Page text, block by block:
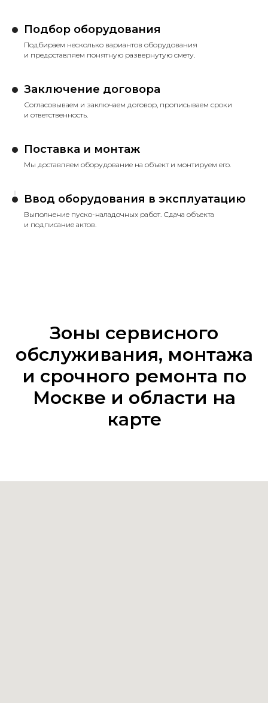
Подбор оборудования
Подбираем несколько вариантов оборудования
и предоставляем понятную развернутую смету.
Заключение договора
Согласовываем и заключаем договор, прописываем сроки
и ответственность.
Поставка и монтаж
Мы доставляем оборудование на объект и монтируем его.
Ввод оборудования в эксплуатацию
Выполнение пуско-наладочных работ. Сдача объекта
и подписание актов.
Зоны сервисного
обслуживания, монтажа
и срочного ремонта по
Москве и области на
карте